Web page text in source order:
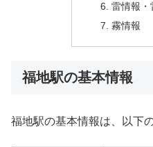
雷情報・
霧情報
福地駅の基本情報
福地駅の基本情報は、以下